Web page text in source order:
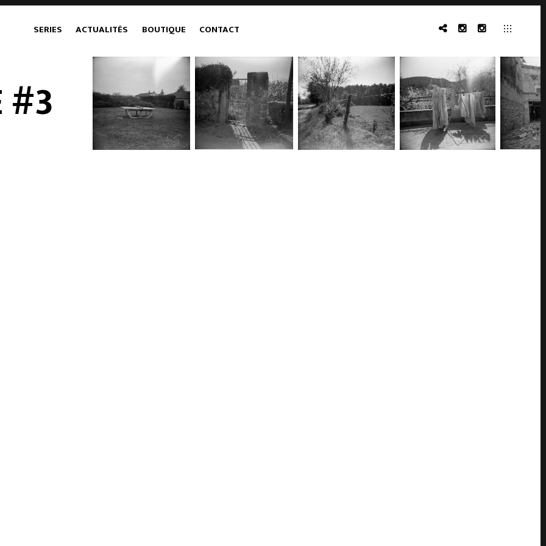
SERIES ACTUALITÉS BOUTIQUE
CONTACT
THREADSSOPHIE
GOTTI
LA_GOTTI
#3